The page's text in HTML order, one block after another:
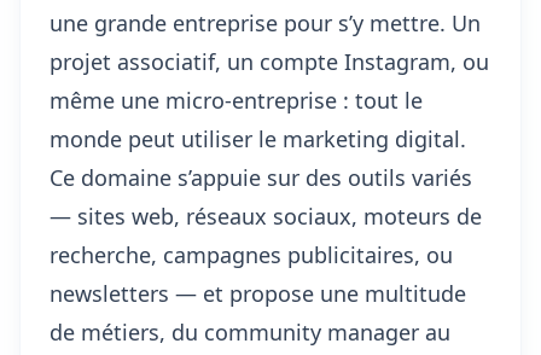
une grande entreprise pour s’y mettre. Un
projet associatif, un compte Instagram, ou
même une micro-entreprise : tout le
monde peut utiliser le marketing digital.
Ce domaine s’appuie sur des outils variés
— sites web, réseaux sociaux, moteurs de
recherche, campagnes publicitaires, ou
newsletters — et propose une multitude
de métiers, du community manager au